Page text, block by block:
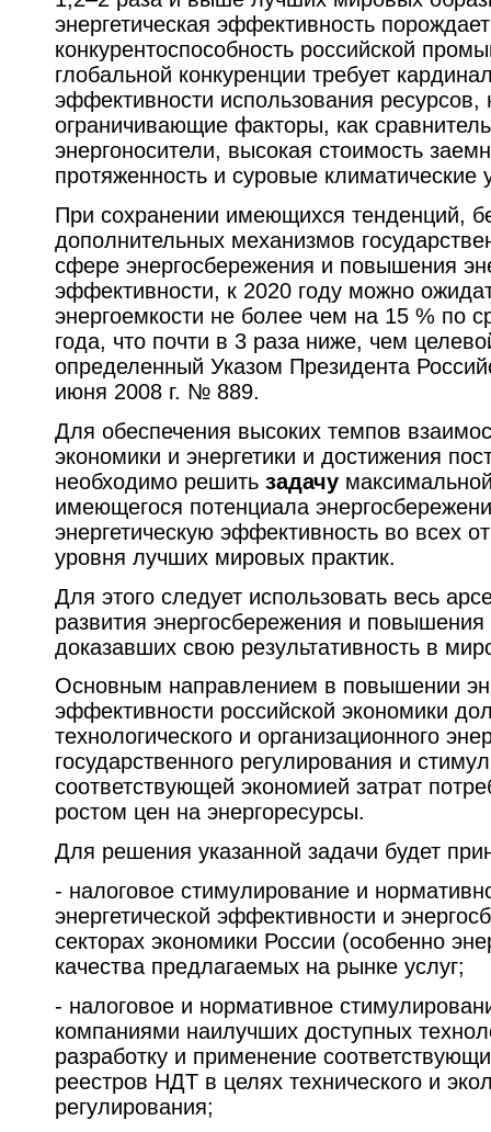
энергетическая эффективность
конкурентоспособность российской
глобальной конкуренции требует
эффективности использования ресурсов,
ограничивающие факторы, как
энергоносители, высокая стоимость
протяженность и суровые климатические
При сохранении имеющихся тенденций,
дополнительных механизмов
сфере энергосбережения и повышения
эффективности, к 2020 году можно
энергоемкости не более чем на 15 % по
года, что почти в 3 раза ниже, чем
определенный Указом Президента
июня 2008 г. № 889.
Для обеспечения высоких темпов
экономики и энергетики и достижения
необходимо решить задачу
имеющегося потенциала
энергетическую эффективность во всех
уровня лучших мировых практик.
Для этого следует использовать весь
развития энергосбережения и
доказавших свою результативность в
Основным направлением в повышении
эффективности российской экономики
технологического и организационного
государственного регулирования и
соответствующей экономией затрат
ростом цен на энергоресурсы.
Для решения указанной задачи будет
- налоговое стимулирование и
энергетической эффективности и
секторах экономики России (особенно
качества предлагаемых на рынке услуг;
- налоговое и нормативное
компаниями наилучших доступных
разработку и применение
реестров НДТ в целях технического и
регулирования;